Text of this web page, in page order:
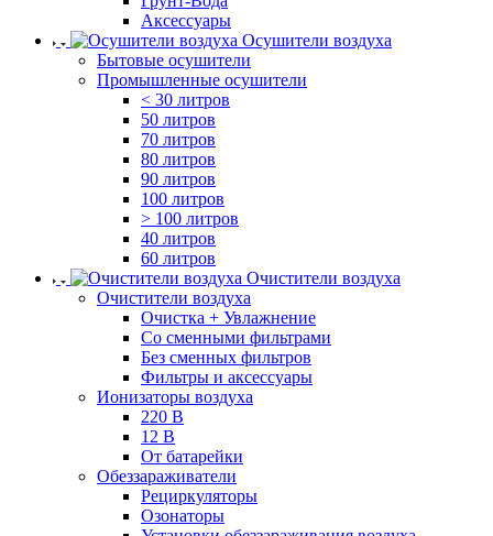
Аксессуары
Осушители воздуха
Бытовые осушители
Промышленные осушители
< 30 литров
50 литров
70 литров
80 литров
90 литров
100 литров
> 100 литров
40 литров
60 литров
Очистители воздуха
Очистители воздуха
Очистка + Увлажнение
Cо сменными фильтрами
Без сменных фильтров
Фильтры и аксессуары
Ионизаторы воздуха
220 В
12 В
От батарейки
Обеззараживатели
Рециркуляторы
Озонаторы